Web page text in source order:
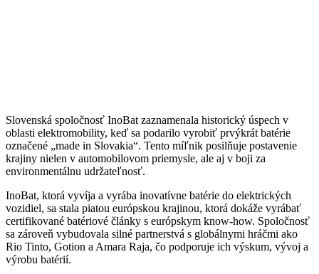
Slovenská spoločnosť InoBat zaznamenala historický úspech v
oblasti elektromobility, keď sa podarilo vyrobiť prvýkrát batérie
označené „made in Slovakia“. Tento míľnik posilňuje postavenie
krajiny nielen v automobilovom priemysle, ale aj v boji za
environmentálnu udržateľnosť.
InoBat, ktorá vyvíja a vyrába inovatívne batérie do elektrických
vozidiel, sa stala piatou európskou krajinou, ktorá dokáže vyrábať
certifikované batériové články s európskym know-how. Spoločnosť
sa zároveň vybudovala silné partnerstvá s globálnymi hráčmi ako
Rio Tinto, Gotion a Amara Raja, čo podporuje ich výskum, vývoj a
výrobu batérií.